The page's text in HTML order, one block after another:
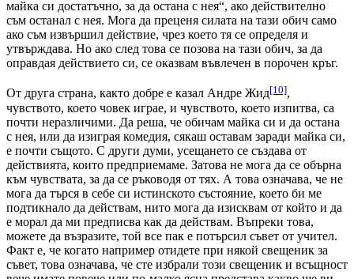
майка си достатъчно, за да остана с нея“, ако действително
съм останал с нея. Мога да преценя силата на тази обич само
ако съм извършил действие, чрез което тя се определя и
утвърждава. Но ако след това се позова на тази обич, за да
оправдая действието си, се оказвам въвлечен в порочен кръг.
От друга страна, както добре е казал Андре Жид[10],
чувството, което човек играе, и чувството, което изпитва, са
почти неразличими. Да реша, че обичам майка си и да остана
с нея, или да изиграя комедия, сякаш оставам заради майка си,
е почти същото. С други думи, усещането се създава от
действията, които предприемаме. Затова не мога да се обърна
към чувствата, за да се ръководя от тях. А това означава, че не
мога да търся в себе си истинското състояние, което би ме
подтикнало да действам, нито мога да изисквам от който и да
е морал да ми предписва как да действам. Въпреки това,
можете да възразите, той все пак е потърсил съвет от учител.
Факт е, че когато например отидете при някой свещеник за
съвет, това означава, че сте избрали този свещеник и всъщност